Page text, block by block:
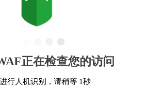
正在检查您的访问
行人机识别，请稍等 1秒